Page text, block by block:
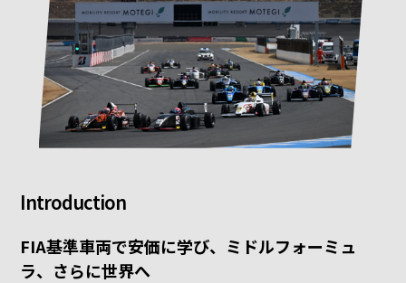
Introduction
FIA基準車両で安価に学び、ミドルフォーミュ
ラ、さらに世界へ